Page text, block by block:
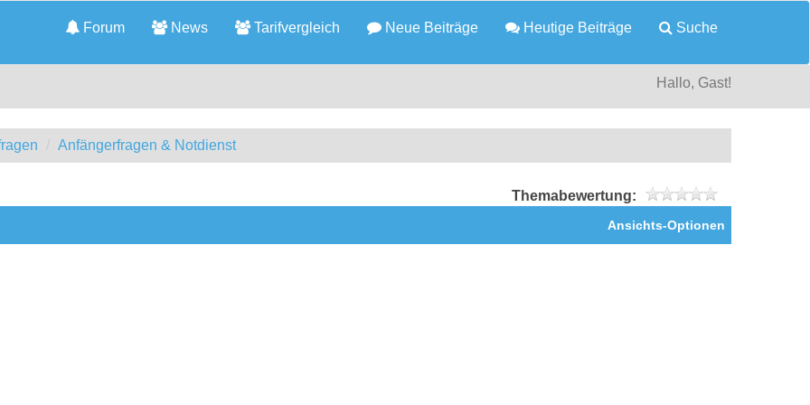
Forum News Tarifvergleich Neue Beiträge Heutige Beiträge Suche
Hallo, Gast!
Anfängerfragen & Notdienst
Themabewertung:
Ansichts-Optionen